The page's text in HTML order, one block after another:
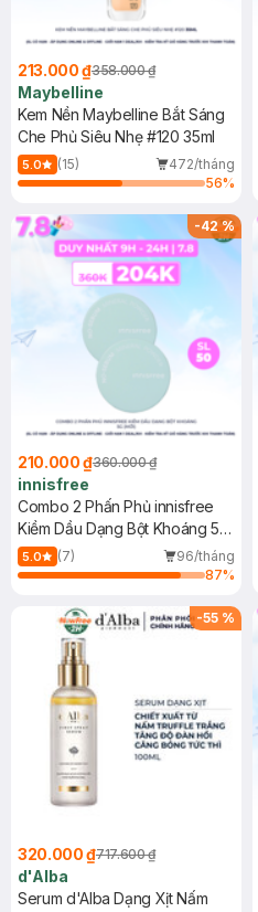
213.000 ₫358.000 ₫
Maybelline
Kem Nền Maybelline Bắt Sáng
Che Phủ Siêu Nhẹ #120 35ml
5.0 (15)
472/tháng
56%
-42%
210.000 ₫360.000 ₫
innisfree
Combo 2 Phấn Phủ innisfree
Kiềm Dầu Dạng Bột Khoáng 5g
(Mới)
5.0 (7)
96/tháng
87%
-55 %
320.000 ₫717.600 ₫
d'Alba
Serum d'Alba Dạng Xịt Nấm